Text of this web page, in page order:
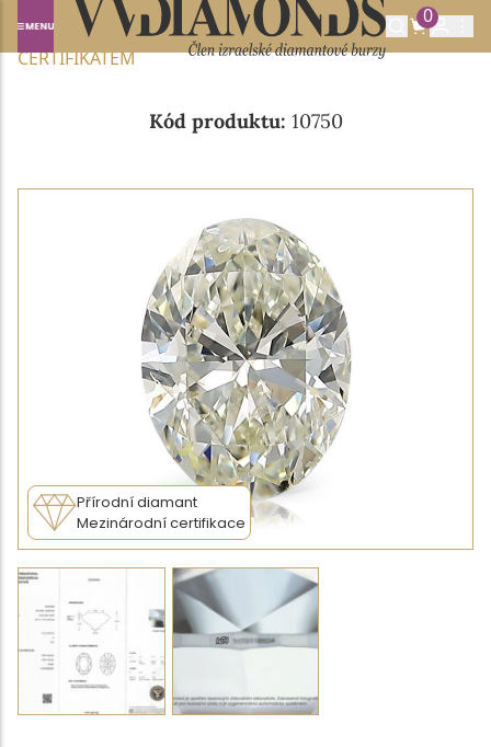
0
Domů NABÍDKA DIAMANTŮ
2.01CT K/SI2 S IGI
CERTIFIKÁTEM
Kód produktu: 10750
Přírodní diamant
Mezinárodní certifikace